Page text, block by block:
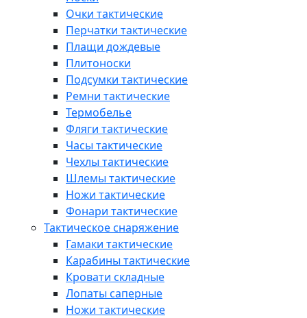
Очки тактические
Перчатки тактические
Плащи дождевые
Плитоноски
Подсумки тактические
Ремни тактические
Термобелье
Фляги тактические
Часы тактические
Чехлы тактические
Шлемы тактические
Ножи тактические
Фонари тактические
Тактическое снаряжение
Гамаки тактические
Карабины тактические
Кровати складные
Лопаты саперные
Ножи тактические